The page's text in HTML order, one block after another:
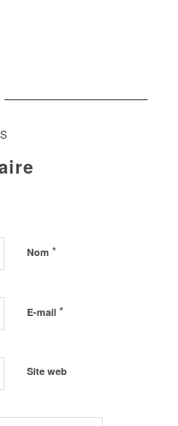
Nom *
E-mail *
Site web